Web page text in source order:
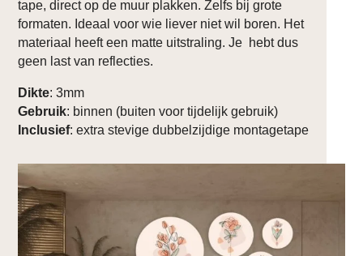
tape, direct op de muur plakken. Zelfs bij grote
formaten. Ideaal voor wie liever niet wil boren. Het
materiaal heeft een matte uitstraling. Je hebt dus
geen last van reflecties.
Dikte: 3mm
Gebruik: binnen (buiten voor tijdelijk gebruik)
Inclusief: extra stevige dubbelzijdige montagetape